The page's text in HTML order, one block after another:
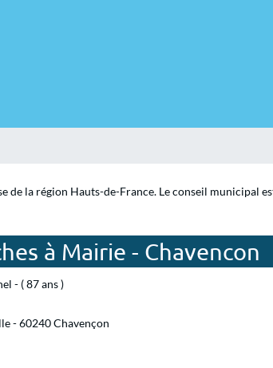
de la région Hauts-de-France. Le conseil municipal
à Mairie - Chavencon
- ( 87 ans )
- 60240 Chavençon